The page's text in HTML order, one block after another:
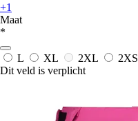
+1
Maat
*
L XL 2XL
2XS
Dit veld is verplicht